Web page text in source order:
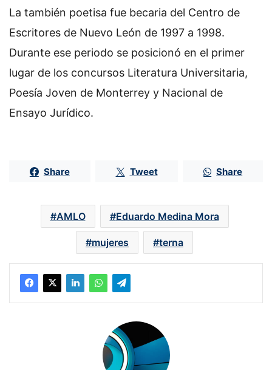
La también poetisa fue becaria del Centro de
Escritores de Nuevo León de 1997 a 1998.
Durante ese periodo se posicionó en el primer
lugar de los concursos Literatura Universitaria,
Poesía Joven de Monterrey y Nacional de
Ensayo Jurídico.
Share Tweet Share
AMLO Eduardo Medina Mora
mujeres terna